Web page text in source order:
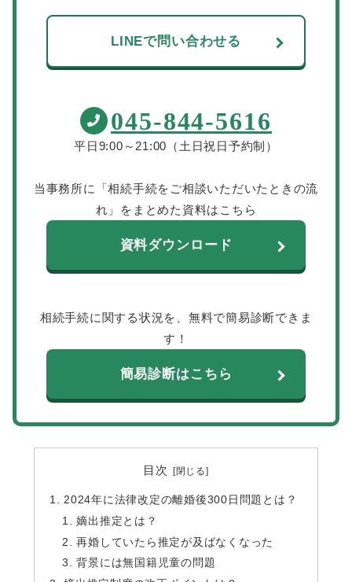
LINEで問い合わせる
045-844-5616
平日9:00～21:00（土日祝日予約制）
当事務所に「相続手続をご相談いただいたときの流
れ」をまとめた資料はこちら
資料ダウンロード
相続手続に関する状況を、無料で簡易診断できま
す！
簡易診断はこちら
目次
2024年に法律改定の離婚後300日問題とは？
嫡出推定とは？
再婚していたら推定が及ばなくなった
背景には無国籍児童の問題